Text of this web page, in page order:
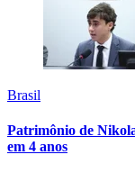
Brasil
Patrimônio de
em 4 anos